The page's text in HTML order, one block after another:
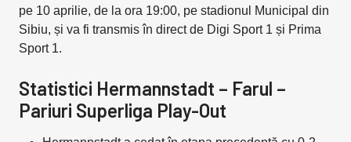
pe 10 aprilie, de la ora 19:00, pe stadionul Municipal din
Sibiu, și va fi transmis în direct de Digi Sport 1 și Prima
Sport 1.
Statistici Hermannstadt – Farul –
Pariuri Superliga Play-Out